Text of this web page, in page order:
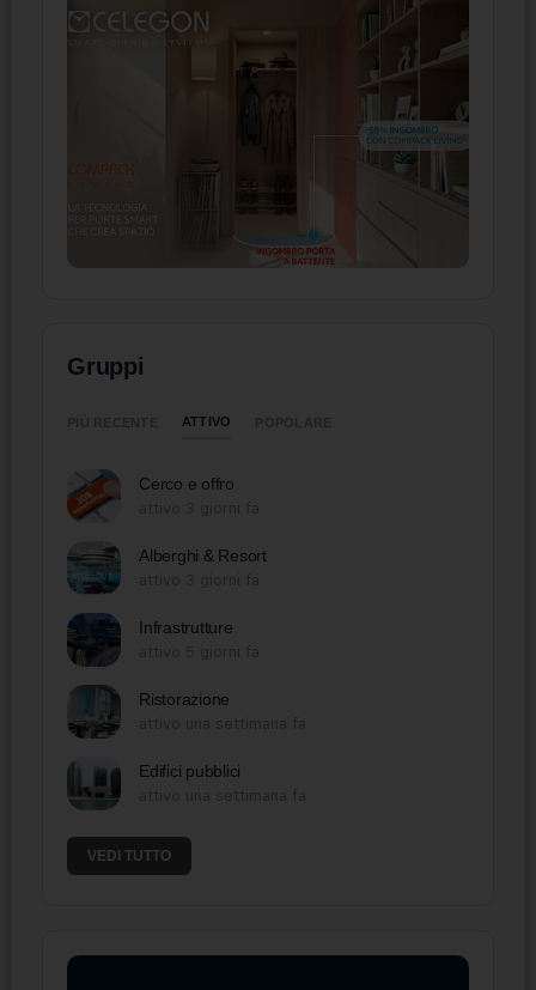
Gruppi
ATTIVO
Cerco e offro
Alberghi & Resort
Infrastrutture
Ristorazione
Edifici pubblici
VEDI TUTTO